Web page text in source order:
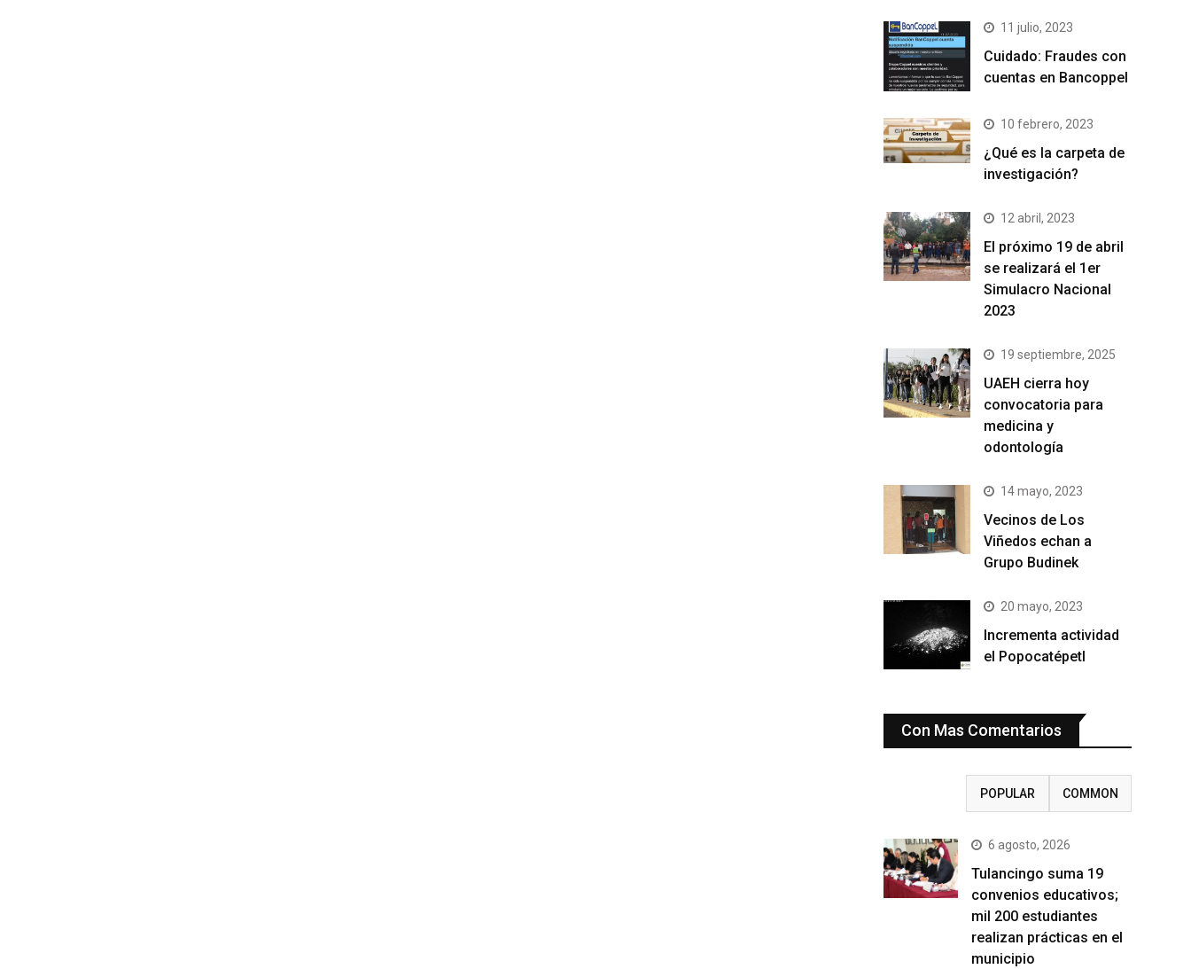
11 julio, 2023
Cuidado: Fraudes con
cuentas en Bancoppel
10 febrero, 2023
¿Qué es la carpeta de
investigación?
12 abril, 2023
El próximo 19 de abril
se realizará el 1er
Simulacro Nacional
2023
19 septiembre, 2025
UAEH cierra hoy
convocatoria para
medicina y
odontología
14 mayo, 2023
Vecinos de Los
Viñedos echan a
Grupo Budinek
20 mayo, 2023
Incrementa actividad
el Popocatépetl
Con Mas Comentarios
POPULAR COMMON
6 agosto, 2026
Tulancingo suma 19
convenios educativos;
mil 200 estudiantes
realizan prácticas en el
municipio